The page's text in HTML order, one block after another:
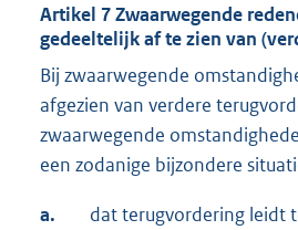
Artikel 7 Zwaarwegende
gedeeltelijk af te zien van
Bij zwaarwegende
afgezien van verdere
zwaarwegende
een zodanige bijzondere
a.
dat terugvordering leidt